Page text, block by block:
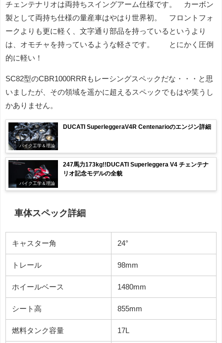
チェンテナリオは両持ちスイングアーム仕様です。 カーボン
製として両持ち仕様の量産車はやはり世界初。 フロントフォ
ークよりも更に軽く、文字通り部品を持っているというより
は、オモチャを持っているような軽さです。 とにかく圧倒
的に軽い！
SC82型のCBR1000RRRもレーシングスペックだな・・・と思
いましたが、その領域を遥かに超えるスペックでもはや笑うし
かありません。
バイク工学＆理論
DUCATI SuperleggeraV4R Centenarioのエンジン詳細
バイク工学＆理論
247馬力173kg!!DUCATI Superleggera V4 チェンテナ
リオ記念モデルの全貌
車体スペック詳細
キャスター角 24°
トレール 98mm
ホイールベース 1480mm
シート高 855mm
燃料タンク容量 17L